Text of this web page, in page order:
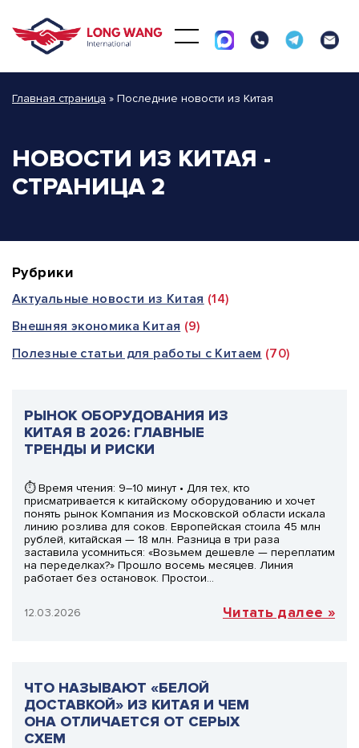
Главная страница » Последние новости из Китая
НОВОСТИ ИЗ КИТАЯ -
СТРАНИЦА 2
РЫНОК ОБОРУДОВАНИЯ ИЗ
КИТАЯ В 2026: ГЛАВНЫЕ
ТРЕНДЫ И РИСКИ
⏱ Время чтения: 9–10 минут • Для тех, кто
присматривается к китайскому оборудованию и хочет
понять рынок Компания из Московской области искала
линию розлива для соков. Европейская стоила 45 млн
рублей, китайская — 18 млн. Разница в три раза
заставила усомниться: «Возьмем дешевле — переплатим
на переделках?» Прошло восемь месяцев. Линия
работает без остановок. Простои…
12.03.2026 Читать далее »
ЧТО НАЗЫВАЮТ «БЕЛОЙ
ДОСТАВКОЙ» ИЗ КИТАЯ И ЧЕМ
ОНА ОТЛИЧАЕТСЯ ОТ СЕРЫХ
СХЕМ
Рубрики
Актуальные новости из Китая (14)
Внешняя экономика Китая (9)
Полезные статьи для работы с Китаем (70)